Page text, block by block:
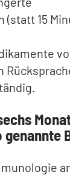
15
genannte